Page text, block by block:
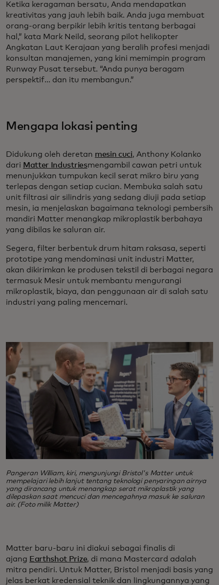
Ketika keragaman bersatu, Anda mendapatkan
kreativitas yang jauh lebih baik. Anda juga membuat
orang-orang berpikir lebih kritis tentang berbagai
hal,” kata Mark Neild, seorang pilot helikopter
Angkatan Laut Kerajaan yang beralih profesi menjadi
konsultan manajemen, yang kini memimpin program
Runway Pusat tersebut. “Anda punya beragam
perspektif... dan itu membangun.”
Mengapa lokasi penting
Didukung oleh deretan mesin cuci, Anthony Kolanko
dari Matter Industriesmengambil cawan petri untuk
menunjukkan tumpukan kecil serat mikro biru yang
terlepas dengan setiap cucian. Membuka salah satu
unit filtrasi air silindris yang sedang diuji pada setiap
mesin, ia menjelaskan bagaimana teknologi pembersih
mandiri Matter menangkap mikroplastik berbahaya
yang dibilas ke saluran air.
Segera, filter berbentuk drum hitam raksasa, seperti
prototipe yang mendominasi unit industri Matter,
akan dikirimkan ke produsen tekstil di berbagai negara
termasuk Mesir untuk membantu mengurangi
mikroplastik, biaya, dan penggunaan air di salah satu
industri yang paling mencemari.
Pangeran William, kiri, mengunjungi Bristol's Matter untuk
mempelajari lebih lanjut tentang teknologi penyaringan airnya
yang dirancang untuk menangkap serat mikroplastik yang
dilepaskan saat mencuci dan mencegahnya masuk ke saluran
air. (Foto milik Matter)
Matter baru-baru ini diakui sebagai finalis di
ajang Earthshot Prize, di mana Mastercard adalah
mitra pendiri. Untuk Matter, Bristol menjadi basis yang
jelas berkat kredensial teknik dan lingkungannya yang